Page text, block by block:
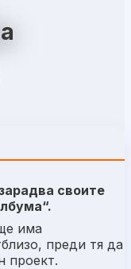
своите
има
преди тя да
проект.